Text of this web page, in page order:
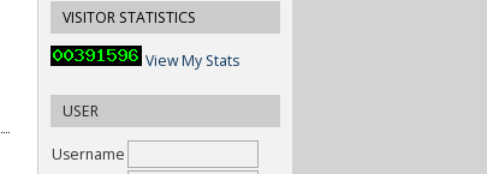
VISITOR STATISTICS
View My Stats
USER
Username